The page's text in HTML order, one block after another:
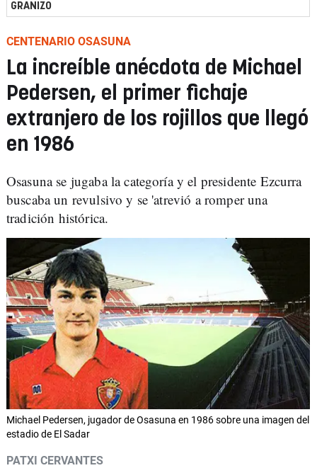
GRANIZO
CENTENARIO OSASUNA
La increíble anécdota de Michael
Pedersen, el primer fichaje
extranjero de los rojillos que llegó
en 1986
Osasuna se jugaba la categoría y el presidente Ezcurra
buscaba un revulsivo y se 'atrevió a romper una
tradición histórica.
Michael Pedersen, jugador de Osasuna en 1986 sobre una imagen del
estadio de El Sadar
PATXI CERVANTES